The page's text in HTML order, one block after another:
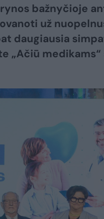
bažnyčioje
už
daugiausia
„Ačiū